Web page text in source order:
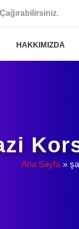
HAKKIMIZDA
Ana Sayfa»